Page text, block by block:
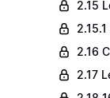
2.15
2.16
2.17